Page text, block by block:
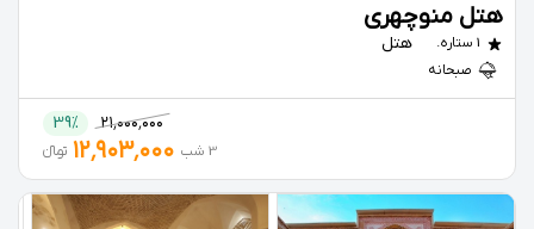
هتل منوچهری
1 ستاره. هتل
صبحانه
۲۱٬۰۰۰٬۰۰۰ 39%
3 شب ۱۲٬۹۰۳٬۰۰۰ تومانءءء